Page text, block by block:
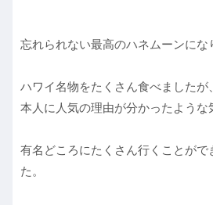
忘れられない最高のハネムーンにな
ハワイ名物をたくさん食べましたが
本人に人気の理由が分かったような
有名どころにたくさん行くことがで
た。